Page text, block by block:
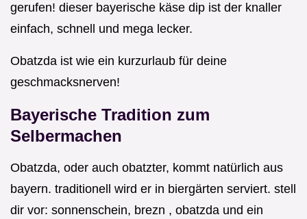
gerufen! dieser bayerische käse dip ist der knaller
einfach, schnell und mega lecker.
Obatzda ist wie ein kurzurlaub für deine
geschmacksnerven!
Bayerische Tradition zum
Selbermachen
Obatzda, oder auch obatzter, kommt natürlich aus
bayern. traditionell wird er in biergärten serviert. stell
dir vor: sonnenschein, brezn , obatzda und ein